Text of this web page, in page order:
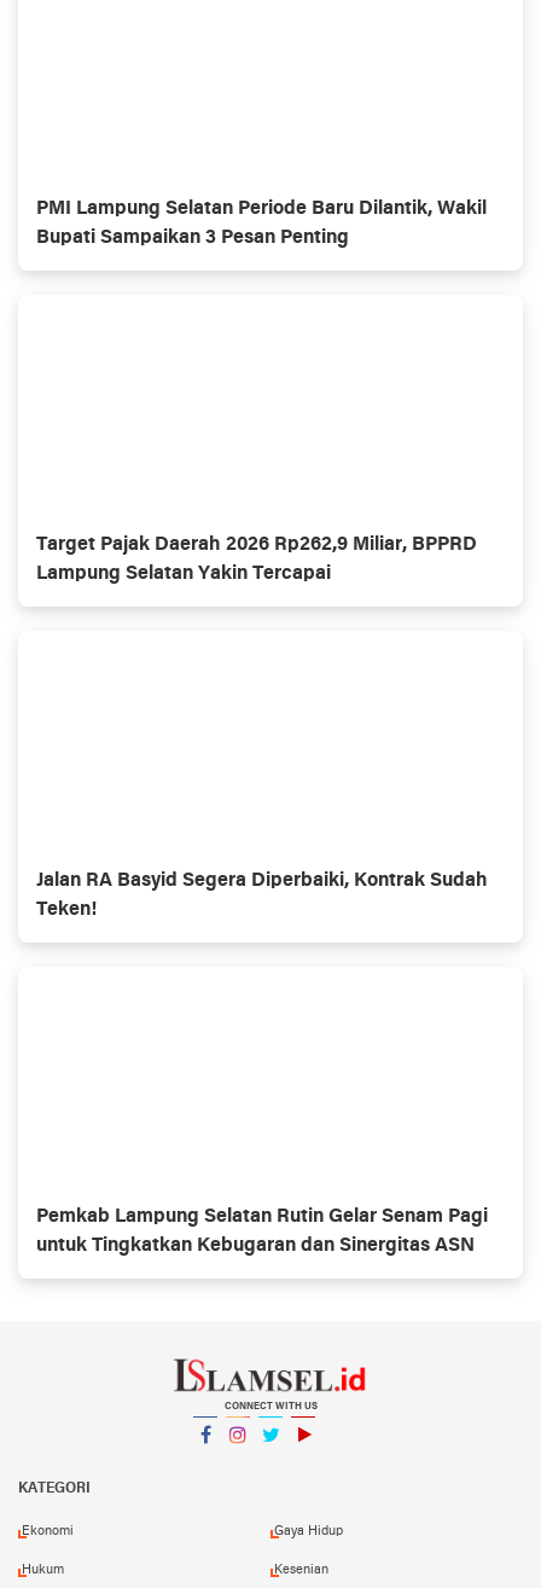
PMI Lampung Selatan Periode Baru Dilantik, Wakil
Bupati Sampaikan 3 Pesan Penting
Target Pajak Daerah 2026 Rp262,9 Miliar, BPPRD
Lampung Selatan Yakin Tercapai
Jalan RA Basyid Segera Diperbaiki, Kontrak Sudah
Teken!
Pemkab Lampung Selatan Rutin Gelar Senam Pagi
untuk Tingkatkan Kebugaran dan Sinergitas ASN
CONNECT WITH US
KATEGORI
Ekonomi Gaya Hidup
Hukum Kesenian